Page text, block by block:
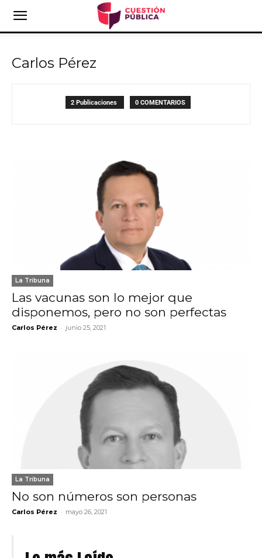
Carlos Pérez
2 Publicaciones 0 COMENTARIOS
La Tribuna
Las vacunas son lo mejor que
disponemos, pero no son perfectas
Carlos Pérez - junio 25, 2021
La Tribuna
No son números son personas
Carlos Pérez - mayo 26, 2021